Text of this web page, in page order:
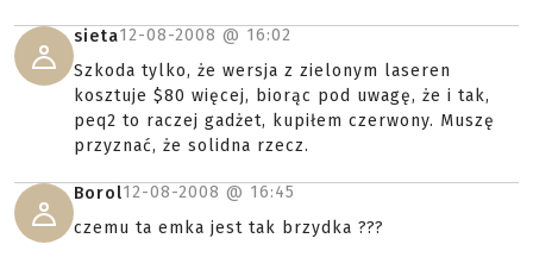
sieta12-08-2008 @ 16:02
Szkoda tylko, że wersja z zielonym laseren
kosztuje $80 więcej, biorąc pod uwagę, że i tak,
peq2 to raczej gadżet, kupiłem czerwony. Muszę
przyznać, że solidna rzecz.
Borol12-08-2008 @ 16:45
czemu ta emka jest tak brzydka ???